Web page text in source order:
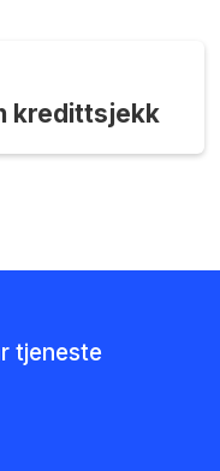
kredittsjekk
tjeneste